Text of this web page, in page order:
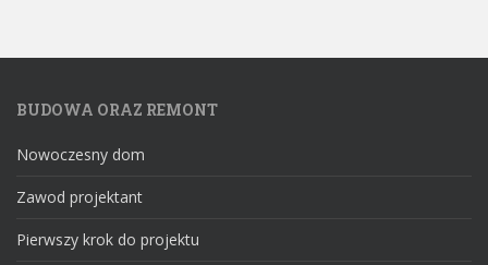
BUDOWA ORAZ REMONT
Nowoczesny dom
Zawod projektant
Pierwszy krok do projektu